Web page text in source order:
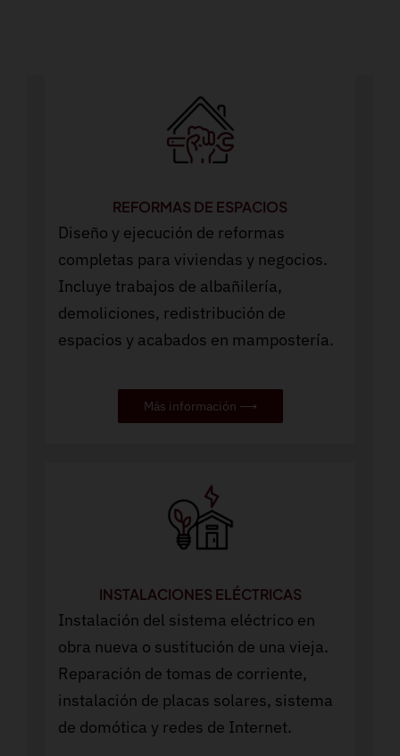
REFORMAS DE ESPACIOS
Diseño y ejecución de reformas
completas para viviendas y negocios.
Incluye trabajos de albañilería,
demoliciones, redistribución de
espacios y acabados en mampostería.
Más información ⟶
INSTALACIONES ELÉCTRICAS
Instalación del sistema eléctrico en
obra nueva o sustitución de una vieja.
Reparación de tomas de corriente,
instalación de placas solares, sistema
de domótica y redes de Internet.